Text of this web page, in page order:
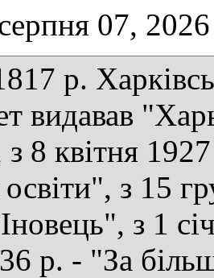
07, 2026
р.
видавав
з 8 квітня
з 15
з 1
р. - "За